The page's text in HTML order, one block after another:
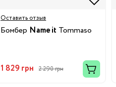
Оставить отзыв
Бомбер Name it Tommaso
1 829 грн 2 290 грн